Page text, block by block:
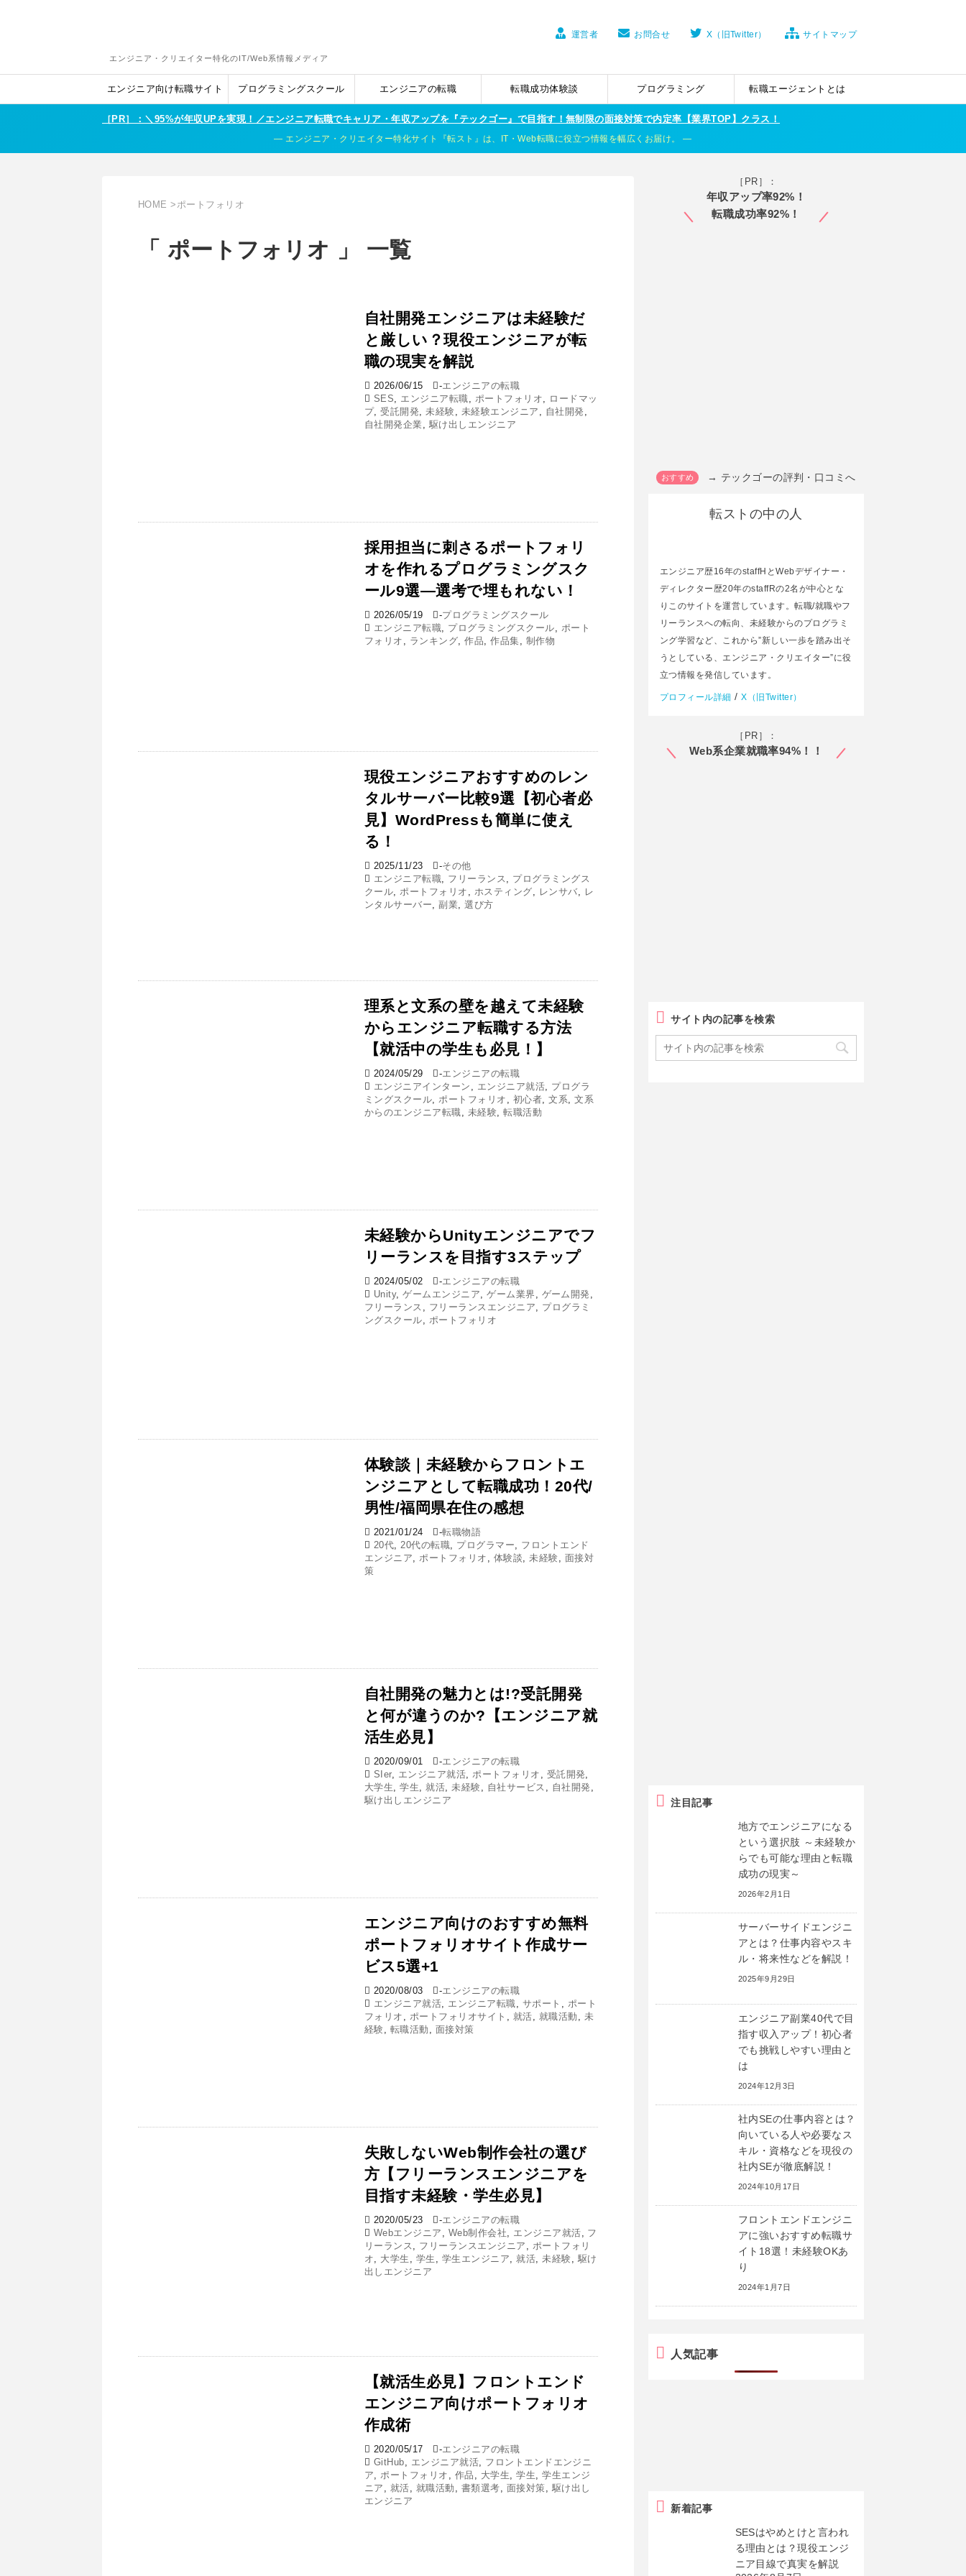
エンジニア・クリエイター特化のIT/Web系情報メディア
運営者 お問合せ X（旧Twitter） サイトマップ
エンジニア向け転職サイト プログラミングスクール エンジニアの転職 転職成功体験談 プログラミング 転職エージェントとは
［PR］：＼95%が年収UPを実現！／エンジニア転職でキャリア・年収アップを『テックゴー』で目指す！無制限の面接対策で内定率【業界TOP】クラス！
エンジニア・クリエイター特化サイト『転スト』は、IT・Web転職に役立つ情報を幅広くお届け。
HOME >ポートフォリオ
「 ポートフォリオ 」 一覧
自社開発エンジニアは未経験だ
と厳しい？現役エンジニアが転
職の現実を解説
2026/06/15 -エンジニアの転職
SES, エンジニア転職, ポートフォリオ, ロードマッ
プ,受託開発,未経験, 未経験エンジニア , 自社開発 ,
自社開発企業 , 駆け出しエンジニア
採用担当に刺さるポートフォリ
オを作れるプログラミングスク
ール9選―選考で埋もれない！
2026/05/19 -プログラミングスクール
エンジニア転職, プログラミングスクール, ポート
フォリオ , ランキング,作品,作品集 , 制作物
現役エンジニアおすすめのレン
タルサーバー比較9選【初心者必
見】WordPressも簡単に使え
る！
2025/11/23 -その他
エンジニア転職, フリーランス , プログラミングス
クール,ポートフォリオ , ホスティング, レンサバ, レ
ンタルサーバー,副業,選び方
理系と文系の壁を越えて未経験
からエンジニア転職する方法
【就活中の学生も必見！】
2024/05/29 -エンジニアの転職
エンジニアインターン , エンジニア就活, プログラ
ミングスクール,ポートフォリオ , 初心者,文系,文系
からのエンジニア転職, 未経験,転職活動
未経験からUnityエンジニアでフ
リーランスを目指す3ステップ
2024/05/02 -エンジニアの転職
Unity,ゲームエンジニア,ゲーム業界 , ゲーム開発 ,
フリーランス , フリーランスエンジニア, プログラミ
ングスクール, ポートフォリオ
体験談｜未経験からフロントエ
ンジニアとして転職成功！20代/
男性/福岡県在住の感想
2021/01/24 -転職物語
20代,20代の転職, プログラマー, フロントエンド
エンジニア,ポートフォリオ , 体験談,未経験, 面接対
策
自社開発の魅力とは!?受託開発
と何が違うのか?【エンジニア就
活生必見】
2020/09/01 -エンジニアの転職
SIer, エンジニア就活,ポートフォリオ , 受託開発,
大学生,学生,就活,未経験, 自社サービス , 自社開発 ,
駆け出しエンジニア
エンジニア向けのおすすめ無料
ポートフォリオサイト作成サー
ビス5選+1
2020/08/03 -エンジニアの転職
エンジニア就活, エンジニア転職, サポート , ポート
フォリオ , ポートフォリオサイト , 就活, 就職活動 , 未
経験, 転職活動 , 面接対策
失敗しないWeb制作会社の選び
方【フリーランスエンジニアを
目指す未経験・学生必見】
2020/05/23 -エンジニアの転職
Webエンジニア , Web制作会社, エンジニア就活, フ
リーランス , フリーランスエンジニア , ポートフォリ
オ, 大学生 , 学生 , 学生エンジニア,就活,未経験, 駆け
出しエンジニア
【就活生必見】フロントエンド
エンジニア向けポートフォリオ
作成術
2020/05/17 -エンジニアの転職
GitHub, エンジニア就活, フロントエンドエンジニ
ア,ポートフォリオ , 作品 , 大学生,学生,学生エンジ
ニア , 就活, 就職活動 , 書類選考, 面接対策, 駆け出し
エンジニア
［PR］：
年収アップ率92%！
転職成功率92%！
→ テックゴーの評判・口コミへ
転ストの中の人
エンジニア歴16年のstaffHとWebデザイナー・
ディレクター歴20年のstaffRの2名が中心とな
りこのサイトを運営しています。転職/就職やフ
リーランスへの転向、未経験からのプログラミ
ング学習など、これから”新しい一歩を踏み出そ
うとしている、エンジニア・クリエイター”に役
立つ情報を発信しています。
プロフィール詳細 /X（旧Twitter）
［PR］：
Web系企業就職率94%！！
サイト内の記事を検索
注目記事
地方でエンジニアになる
という選択肢 ～未経験か
らでも可能な理由と転職
成功の現実～
2026年2月1日
サーバーサイドエンジニ
アとは？仕事内容やスキ
ル・将来性などを解説！
2025年9月29日
エンジニア副業40代で目
指す収入アップ！初心者
でも挑戦しやすい理由と
は
2024年12月3日
社内SEの仕事内容とは？
向いている人や必要なス
キル・資格などを現役の
社内SEが徹底解説！
2024年10月17日
フロントエンドエンジニ
アに強いおすすめ転職サ
イト18選！未経験OKあ
り
2024年1月7日
人気記事
新着記事
SESはやめとけと言われ
る理由とは？現役エンジ
ニア目線で真実を解説